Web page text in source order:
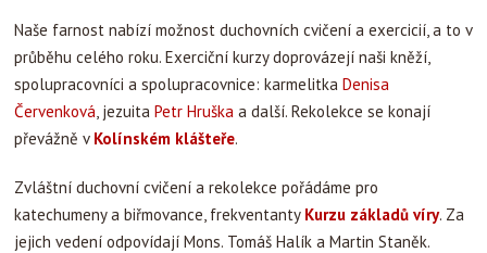
Naše farnost nabízí možnost duchovních cvičení a exercicií, a to v
průběhu celého roku. Exerciční kurzy doprovázejí naši kněží,
spolupracovníci a spolupracovnice: karmelitka Denisa
Červenková, jezuita Petr Hruška a další. Rekolekce se konají
převážně v Kolínském klášteře.
Zvláštní duchovní cvičení a rekolekce pořádáme pro
katechumeny a biřmovance, frekventanty Kurzu základů víry. Za
jejich vedení odpovídají Mons. Tomáš Halík a Martin Staněk.